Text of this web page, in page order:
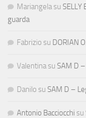
Mariangela su SELLY
guarda
Fabrizio su DORIAN
Valentina su SAM D
Danilo su SAM D –
Antonio Bacciocchi su